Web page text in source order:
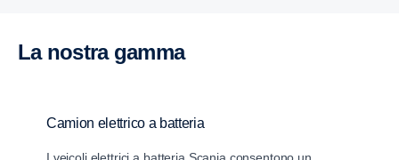
La nostra gamma
Camion elettrico a batteria